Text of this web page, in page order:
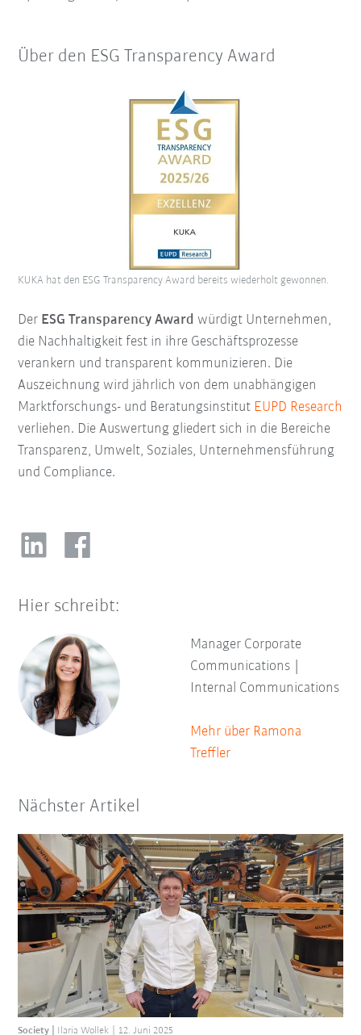
Über den ESG Transparency Award
Der ESG Transparency Award würdigt Unternehmen,
die Nachhaltigkeit fest in ihre Geschäftsprozesse
verankern und transparent kommunizieren. Die
Auszeichnung wird jährlich von dem unabhängigen
Marktforschungs- und Beratungsinstitut EUPD Research
verliehen. Die Auswertung gliedert sich in die Bereiche
Transparenz, Umwelt, Soziales, Unternehmensführung
und Compliance.
KUKA hat den ESG Transparency Award bereits wiederholt gewonnen.
Hier schreibt:
Manager Corporate
Communications |
Internal Communications
Mehr über Ramona
Treffler
Nächster Artikel
Society Ilaria Wollek 12. Juni 2025